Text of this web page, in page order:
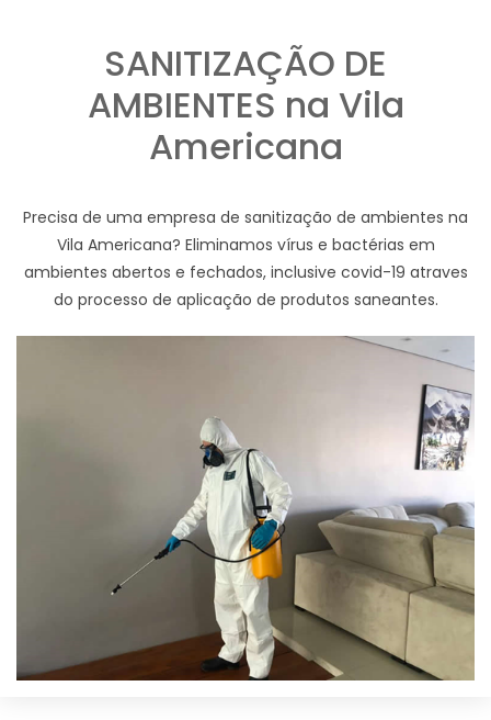
SANITIZAÇÃO DE
AMBIENTES na Vila
Americana
Precisa de uma empresa de sanitização de ambientes na
Vila Americana? Eliminamos vírus e bactérias em
ambientes abertos e fechados, inclusive covid-19 atraves
do processo de aplicação de produtos saneantes.